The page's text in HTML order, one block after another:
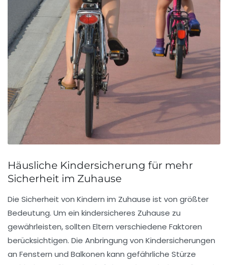
Häusliche Kindersicherung für mehr
Sicherheit im Zuhause
Die Sicherheit von Kindern im Zuhause ist von größter
Bedeutung. Um ein kindersicheres Zuhause zu
gewährleisten, sollten Eltern verschiedene Faktoren
berücksichtigen. Die Anbringung von Kindersicherungen
an Fenstern und Balkonen kann gefährliche Stürze